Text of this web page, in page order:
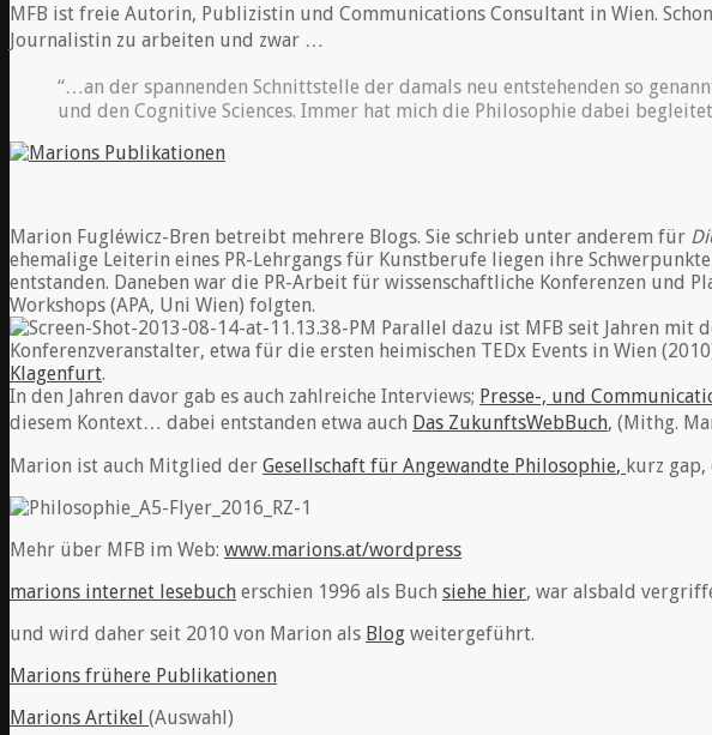
MFB ist freie Autorin, Publizistin und Communications Consultant in Wien.
Journalistin zu arbeiten und zwar …
“…an der spannenden Schnittstelle der damals neu entstehenden so
und den Cognitive Sciences. Immer hat mich die Philosophie dabei
Marion Fugléwicz-Bren betreibt mehrere Blogs. Sie schrieb unter anderem für
ehemalige Leiterin eines PR-Lehrgangs für Kunstberufe liegen ihre
entstanden. Daneben war die PR-Arbeit für wissenschaftliche Konferenzen und
Workshops (APA, Uni Wien) folgten.
Parallel dazu ist MFB seit Jahren mit
Konferenzveranstalter, etwa für die ersten heimischen TEDx Events in Wien
Klagenfurt.
In den Jahren davor gab es auch zahlreiche Interviews; Presse-, und
diesem Kontext… dabei entstanden etwa auch Das ZukunftsWebBuch, (Mithg.
Marion ist auch Mitglied der Gesellschaft für Angewandte Philosophie, kurz
Mehr über MFB im Web: www.marions.at/wordpress
marions internet lesebuch erschien 1996 als Buch siehe hier, war alsbald
und wird daher seit 2010 von Marion als Blog weitergeführt.
Marions frühere Publikationen
Marions Artikel (Auswahl)